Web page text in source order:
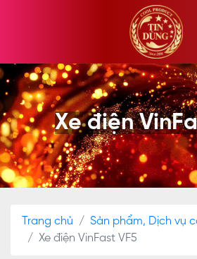
Xe điện
Trang chủ
Sản phẩm, Dịch vụ
Xe điện VinFast VF5